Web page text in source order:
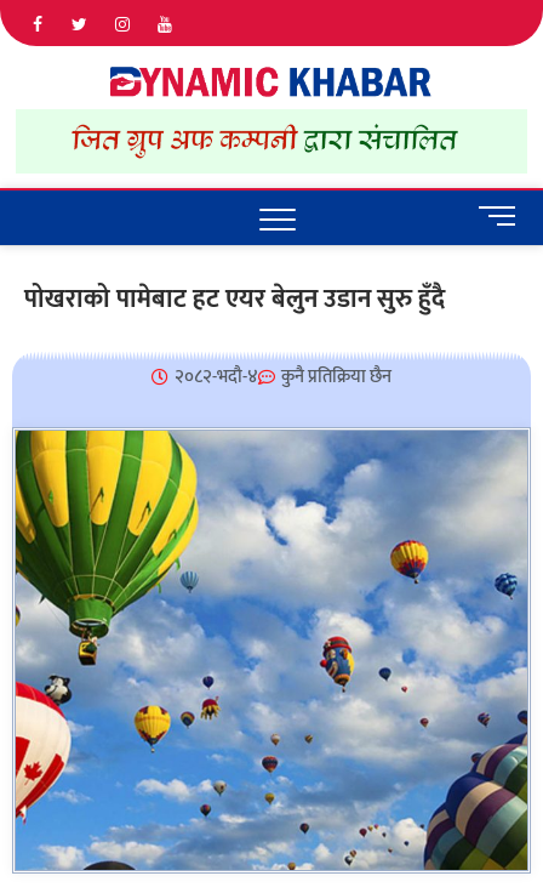
IN NEPAL
M
e
u
o
पोखराको पामेबाट हट एयर बेलुन उडान सुरु हुँदै
२०८२-भदौ-४ कुनै प्रतिक्रिया छैन